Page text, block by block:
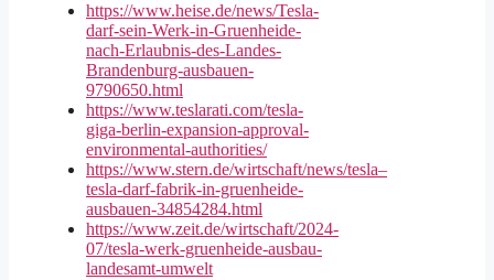
https://www.heise.de/news/Tesla-
darf-sein-Werk-in-Gruenheide-
nach-Erlaubnis-des-Landes-
Brandenburg-ausbauen-
9790650.html
https://www.teslarati.com/tesla-
giga-berlin-expansion-approval-
environmental-authorities/
https://www.stern.de/wirtschaft/news/tesla–
tesla-darf-fabrik-in-gruenheide-
ausbauen-34854284.html
https://www.zeit.de/wirtschaft/2024-
07/tesla-werk-gruenheide-ausbau-
landesamt-umwelt